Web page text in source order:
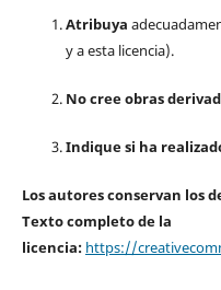
Atribuya
y a esta licencia).
No cree obras
Indique si ha
Los autores conservan los
Texto completo de la
licencia: https://